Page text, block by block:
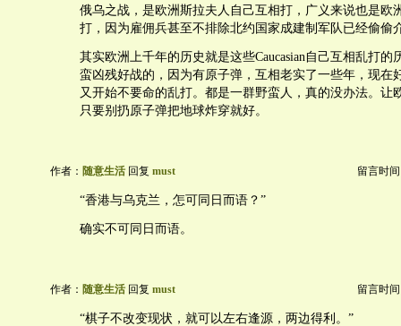
俄乌之战，是欧洲斯拉夫人自己互相打，广义来说也是欧
打，因为雇佣兵甚至不排除北约国家成建制军队已经偷偷
其实欧洲上千年的历史就是这些Caucasian自己互相乱打的
蛮凶残好战的，因为有原子弹，互相老实了一些年，现在
又开始不要命的乱打。都是一群野蛮人，真的没办法。让
只要别扔原子弹把地球炸穿就好。
作者： 随意生活 回复 must 留言时间
“香港与乌克兰，怎可同日而语？”
确实不可同日而语。
作者： 随意生活 回复 must 留言时间
“棋子不改变现状，就可以左右逢源，两边得利。”